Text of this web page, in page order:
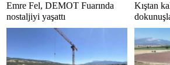
Emre Fel, DEMOT Fuarında
nostaljiyi yaşattı
Kıştan